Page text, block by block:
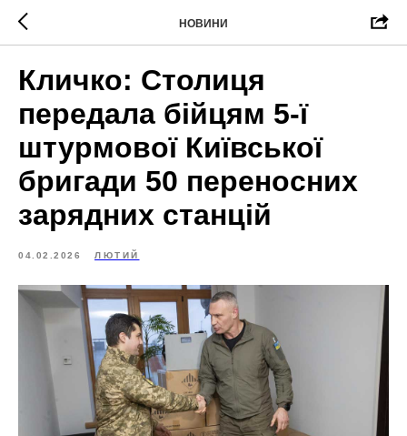
НОВИНИ
Кличко: Столиця
передала бійцям 5-ї
штурмової Київської
бригади 50 переносних
зарядних станцій
04.02.2026 ЛЮТИЙ